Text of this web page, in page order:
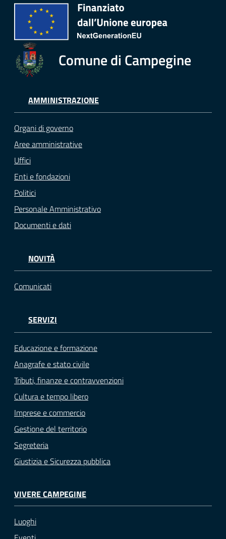
Comune di Campegine
AMMINISTRAZIONE
Organi di governo
Aree amministrative
Uffici
Enti e fondazioni
Politici
Personale Amministrativo
Documenti e dati
NOVITÀ
Comunicati
SERVIZI
Educazione e formazione
Anagrafe e stato civile
Tributi, finanze e contravvenzioni
Cultura e tempo libero
Imprese e commercio
Gestione del territorio
Segreteria
Giustizia e Sicurezza pubblica
VIVERE CAMPEGINE
Luoghi